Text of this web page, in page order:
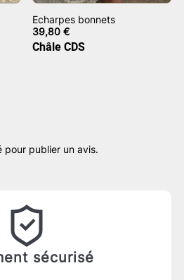
Echarpes bonnets
39,80€
Châle CDS
pour publier un avis.
sécurisé